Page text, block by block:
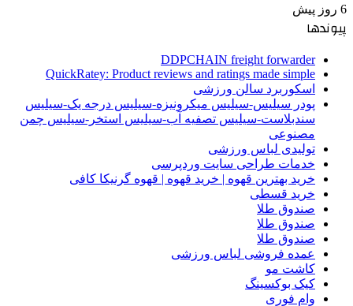
6 روز پیش
پیوندها
DDPCHAIN freight forwarder
QuickRatey: Product reviews and ratings made simple
اسکوربرد سالن ورزشی
پودر سیلیس-سیلیس میکرونیزه-سیلیس درجه یک-سیلیس
سندبلاست-سیلیس تصفیه آب-سیلیس استخر-سیلیس چمن
مصنوعی
تولیدی لباس ورزشی
خدمات طراحی سایت وردپرسی
خرید بهترین قهوه | خرید قهوه | قهوه گرنیکا کافی
خرید قسطی
صندوق طلا
صندوق طلا
صندوق طلا
عمده فروشی لباس ورزشی
کاشت مو
کیک بوکسینگ
وام فوری